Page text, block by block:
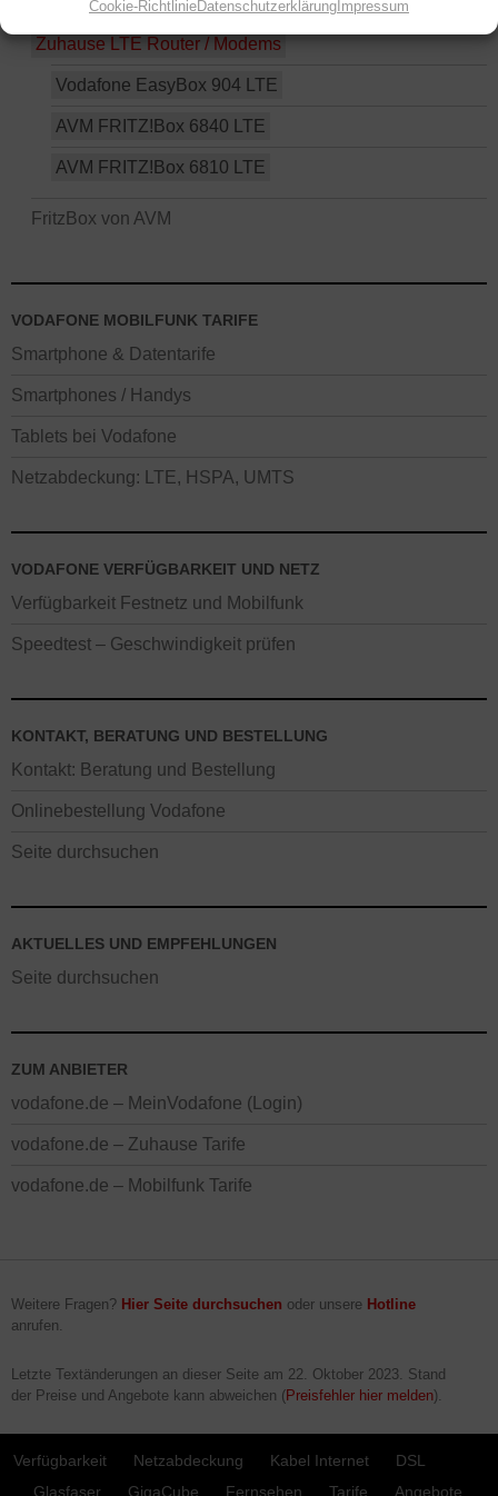
Cookie-RichtlinieDatenschutzerklärung Impressum
Zuhause LTE Router / Modems
Vodafone EasyBox 904 LTE
AVM FRITZ!Box 6840 LTE
AVM FRITZ!Box 6810 LTE
FritzBox von AVM
VODAFONE MOBILFUNK TARIFE
Smartphone & Datentarife
Smartphones / Handys
Tablets bei Vodafone
Netzabdeckung: LTE, HSPA, UMTS
VODAFONE VERFÜGBARKEIT UND NETZ
Verfügbarkeit Festnetz und Mobilfunk
Speedtest – Geschwindigkeit prüfen
KONTAKT, BERATUNG UND BESTELLUNG
Kontakt: Beratung und Bestellung
Onlinebestellung Vodafone
Seite durchsuchen
AKTUELLES UND EMPFEHLUNGEN
Seite durchsuchen
ZUM ANBIETER
vodafone.de – MeinVodafone (Login)
vodafone.de – Zuhause Tarife
vodafone.de – Mobilfunk Tarife
Weitere Fragen? Hier Seite durchsuchen oder unsere Hotline
anrufen.
Letzte Textänderungen an dieser Seite am 22. Oktober 2023. Stand
der Preise und Angebote kann abweichen (Preisfehler hier melden).
Verfügbarkeit Netzabdeckung Kabel Internet
DSL
Glasfaser
GigaCube Fernsehen Tarife Angebote